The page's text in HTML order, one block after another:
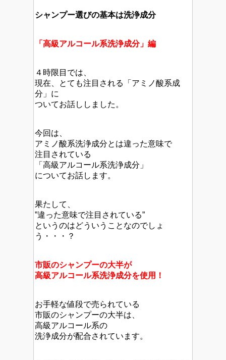
シャンプー選びの基本は洗浄成分
「高級アルコール系洗浄成分」編
４時限目では、
現在、とても注目される「アミノ酸系成
分」に
ついてお話ししました。
今回は、
アミノ酸系洗浄成分とは違った意味で
注目されている
「高級アルコール系洗浄成分」
についてお話します。
果たして、
”違った意味で注目されている”
というのはどういうことなのでしょ
う・・・？
市販のシャンプーの大半が
高級アルコール系洗浄成分を使用！
お手軽な値段で売られている
市販のシャンプーの大半は、
高級アルコール系の
洗浄成分が配合されています。